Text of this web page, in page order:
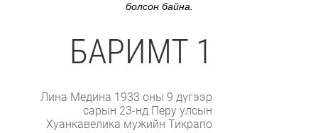
болсон байна.
БАРИМТ 1
Лина Медина 1933 оны 9 дүгээр
сарын 23-нд Перу улсын
Хуанкавелика мужийн Тикрапо